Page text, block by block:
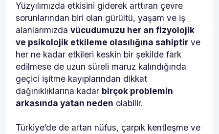
Yüzyılımızda etkisini giderek arttıran çevre
sorunlarından biri olan gürültü, yaşam ve iş
alanlarımızda vücudumuzu her an fizyolojik
ve psikolojik etkileme olasılığına sahiptir ve
her ne kadar etkileri keskin bir şekilde fark
edilmese de uzun süreli maruz kalındığında
geçici işitme kayıplarından dikkat
dağınıklıklarına kadar birçok problemin
arkasında yatan neden olabilir.
Türkiye’de de artan nüfus, çarpık kentleşme ve